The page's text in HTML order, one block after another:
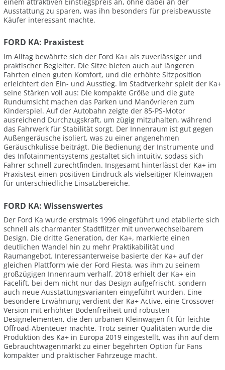
Ausstattung zu sparen, was ihn besonders für preisbewusste
Käufer interessant machte.
FORD KA: Praxistest
Im Alltag bewährte sich der Ford Ka+ als zuverlässiger und
praktischer Begleiter. Die Sitze bieten auch auf längeren
Fahrten einen guten Komfort, und die erhöhte Sitzposition
erleichtert den Ein- und Ausstieg. Im Stadtverkehr spielt der Ka+
seine Stärken voll aus: Die kompakte Größe und die gute
Rundumsicht machen das Parken und Manövrieren zum
Kinderspiel. Auf der Autobahn zeigte der 85-PS-Motor
ausreichend Durchzugskraft, um zügig mitzuhalten, während
das Fahrwerk für Stabilität sorgt. Der Innenraum ist gut gegen
Außengeräusche isoliert, was zu einer angenehmen
Geräuschkulisse beiträgt. Die Bedienung der Instrumente und
des Infotainmentsystems gestaltet sich intuitiv, sodass sich
Fahrer schnell zurechtfinden. Insgesamt hinterlässt der Ka+ im
Praxistest einen positiven Eindruck als vielseitiger Kleinwagen
für unterschiedliche Einsatzbereiche.
FORD KA: Wissenswertes
Der Ford Ka wurde erstmals 1996 eingeführt und etablierte sich
schnell als charmanter Stadtflitzer mit unverwechselbarem
Design. Die dritte Generation, der Ka+, markierte einen
deutlichen Wandel hin zu mehr Praktikabilität und
Raumangebot. Interessanterweise basierte der Ka+ auf der
gleichen Plattform wie der Ford Fiesta, was ihm zu seinem
großzügigen Innenraum verhalf. 2018 erhielt der Ka+ ein
Facelift, bei dem nicht nur das Design aufgefrischt, sondern
auch neue Ausstattungsvarianten eingeführt wurden. Eine
besondere Erwähnung verdient der Ka+ Active, eine Crossover-
Version mit erhöhter Bodenfreiheit und robusten
Designelementen, die den urbanen Kleinwagen fit für leichte
Offroad-Abenteuer machte. Trotz seiner Qualitäten wurde die
Produktion des Ka+ in Europa 2019 eingestellt, was ihn auf dem
Gebrauchtwagenmarkt zu einer begehrten Option für Fans
kompakter und praktischer Fahrzeuge macht.